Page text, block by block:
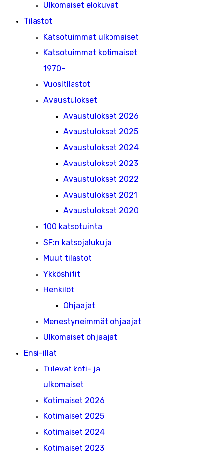
Ulkomaiset elokuvat
Tilastot
Katsotuimmat ulkomaiset
Katsotuimmat kotimaiset
1970–
Vuositilastot
Avaustulokset
Avaustulokset 2026
Avaustulokset 2025
Avaustulokset 2024
Avaustulokset 2023
Avaustulokset 2022
Avaustulokset 2021
Avaustulokset 2020
100 katsotuinta
SF:n katsojalukuja
Muut tilastot
Ykköshitit
Henkilöt
Ohjaajat
Menestyneimmät ohjaajat
Ulkomaiset ohjaajat
Ensi-illat
Tulevat koti- ja
ulkomaiset
Kotimaiset 2026
Kotimaiset 2025
Kotimaiset 2024
Kotimaiset 2023